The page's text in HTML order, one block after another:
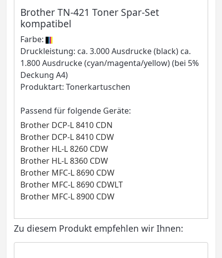
Brother TN-421 Toner Spar-Set
kompatibel
Farbe:
Druckleistung: ca. 3.000 Ausdrucke (black) ca.
1.800 Ausdrucke (cyan/magenta/yellow) (bei 5%
Deckung A4)
Produktart: Tonerkartuschen
Passend für folgende Geräte:
Brother DCP-L 8410 CDN
Brother DCP-L 8410 CDW
Brother HL-L 8260 CDW
Brother HL-L 8360 CDW
Brother MFC-L 8690 CDW
Brother MFC-L 8690 CDWLT
Brother MFC-L 8900 CDW
Zu diesem Produkt empfehlen wir Ihnen: